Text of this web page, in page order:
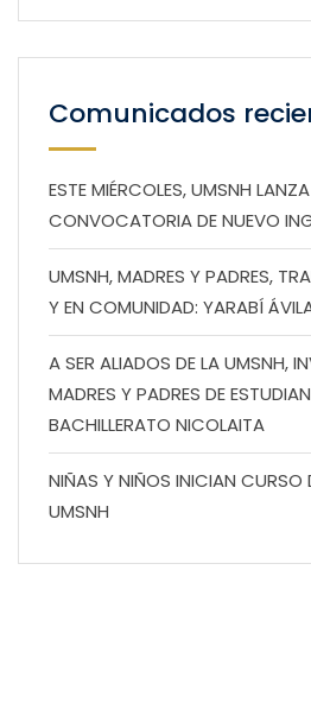
Comunicados
ESTE MIÉRCOLES, UMSNH
CONVOCATORIA DE NUEVO
UMSNH, MADRES Y PADRES,
Y EN COMUNIDAD: YARABÍ
A SER ALIADOS DE LA UMSNH,
MADRES Y PADRES DE
BACHILLERATO NICOLAITA
NIÑAS Y NIÑOS INICIAN CURSO
UMSNH